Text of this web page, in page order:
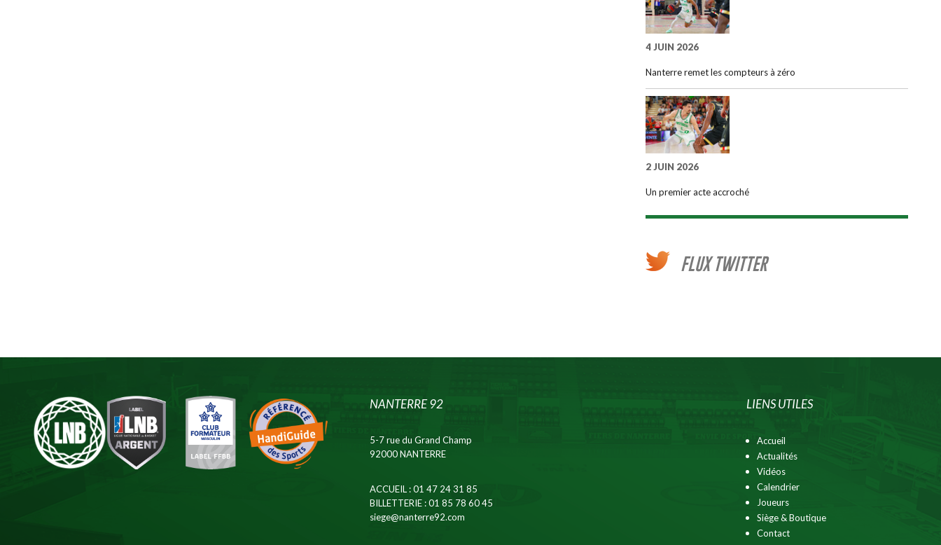
4 JUIN 2026
Nanterre remet les compteurs à zéro
2 JUIN 2026
Un premier acte accroché
FLUX TWITTER
NANTERRE 92
5-7 rue du Grand Champ
92000 NANTERRE
ACCUEIL : 01 47 24 31 85
BILLETTERIE : 01 85 78 60 45
siege@nanterre92.com
LIENS UTILES
Accueil
Actualités
Vidéos
Calendrier
Joueurs
Siège & Boutique
Contact